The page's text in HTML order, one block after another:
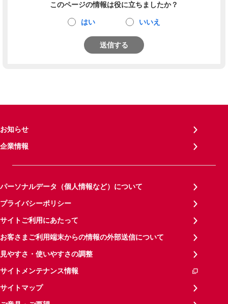
このページの情報は役に立ちましたか？
はい いいえ
送信する
お知らせ
企業情報
パーソナルデータ（個人情報など）について
プライバシーポリシー
サイトご利用にあたって
お客さまご利用端末からの情報の外部送信について
見やすさ・使いやすさの調整
サイトメンテナンス情報
サイトマップ